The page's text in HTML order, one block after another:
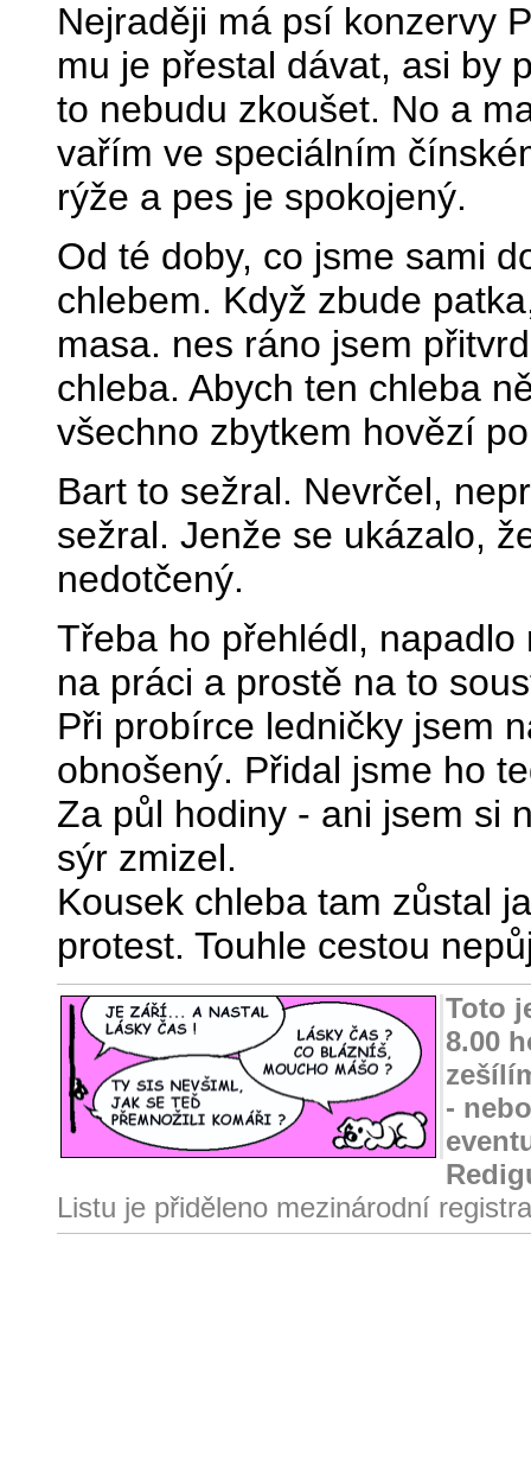
Nejraději má psí konzervy
mu je přestal dávat, asi by
to nebudu zkoušet. No a
vařím ve speciálním
rýže a pes je spokojený.
Od té doby, co jsme sami
chlebem. Když zbude
masa. nes ráno jsem
chleba. Abych ten chleba
všechno zbytkem hovězí
Bart to sežral. Nevrčel,
sežral. Jenže se ukázalo,
nedotčený.
Třeba ho přehlédl,
na práci a prostě na to
Při probírce ledničky jsem
obnošený. Přidal jsme ho
Za půl hodiny - ani jsem si
sýr zmizel.
Kousek chleba tam zůstal
protest. Touhle cestou
Toto
8.00
-
Listu je přiděleno mezinárodní